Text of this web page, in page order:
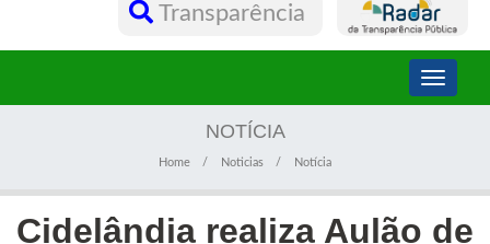
Transparência
Toggle
NOTÍCIA
Home Noticias Notícia
Cidelândia realiza Aulão de